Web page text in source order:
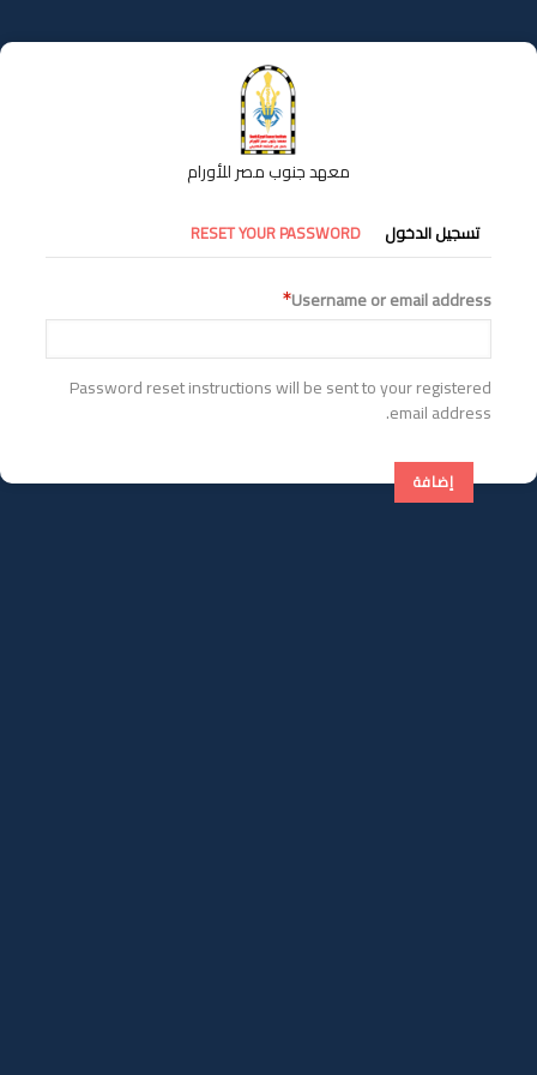
إلى
المحتوى
معهد جنوب مصر للأورام
التبويبات
الأساسية
تسجيل الدخول RESET YOUR PASSWORD
Username or email address
Password reset instructions will be sent to your registered
email address.